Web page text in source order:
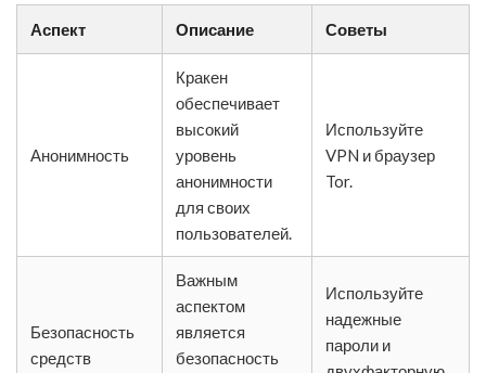
Аспект Описание Советы
Анонимность
Кракен
обеспечивает
высокий
уровень
анонимности
для своих
пользователей.
Используйте
VPN и браузер
Tor.
Безопасность
средств
Важным
аспектом
является
безопасность
Используйте
надежные
пароли и